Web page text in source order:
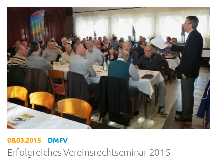
08.03.2015 DMFV
Erfolgreiches Vereinsrechtseminar 2015